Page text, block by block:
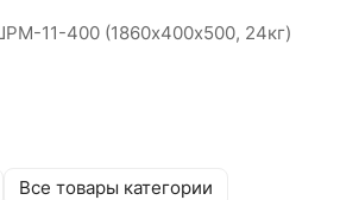
11-400 (1860х400х500, 24кг)
Все товары категории